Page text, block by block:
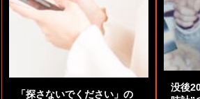
「探さないでください」の
没後